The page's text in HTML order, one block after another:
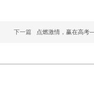
下一篇 点燃激情，赢在高考